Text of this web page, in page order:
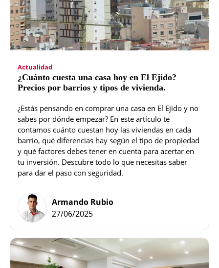
Actualidad
¿Cuánto cuesta una casa hoy en El Ejido?
Precios por barrios y tipos de vivienda.
¿Estás pensando en comprar una casa en El Ejido y no
sabes por dónde empezar? En este artículo te
contamos cuánto cuestan hoy las viviendas en cada
barrio, qué diferencias hay según el tipo de propiedad
y qué factores debes tener en cuenta para acertar en
tu inversión. Descubre todo lo que necesitas saber
para dar el paso con seguridad.
Armando Rubio
27/06/2025